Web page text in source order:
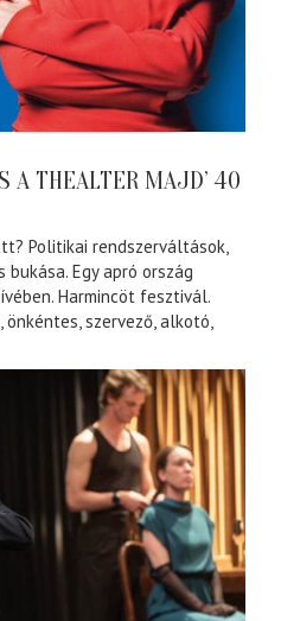
A THEALTER MAJD’ 40
Politikai rendszerváltások,
Egy apró ország
Harmincöt fesztivál.
szervező, alkotó,